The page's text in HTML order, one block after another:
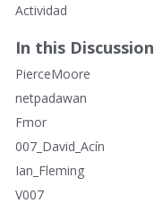
a
c
e
s
r
á
p
d
o
Actividad
In this Discussion
PierceMoore
netpadawan
Fmor
007_David_Acín
Ian_Fleming
V007